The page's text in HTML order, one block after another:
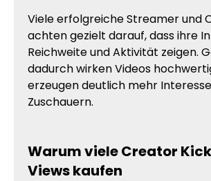
Viele erfolgreiche Streamer und
achten gezielt darauf, dass ihre
Reichweite und Aktivität zeigen.
dadurch wirken Videos
erzeugen deutlich mehr
Zuschauern.
Warum viele Creator
Views kaufen